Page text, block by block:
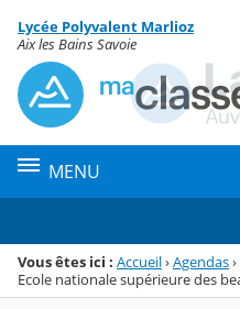
Menu de la rubrique
Contenu
Lycée Polyvalent Marlioz
Aix les Bains Savoie
MENU
Vous êtes ici : Accueil›Agendas›
Ecole nationale supérieure des